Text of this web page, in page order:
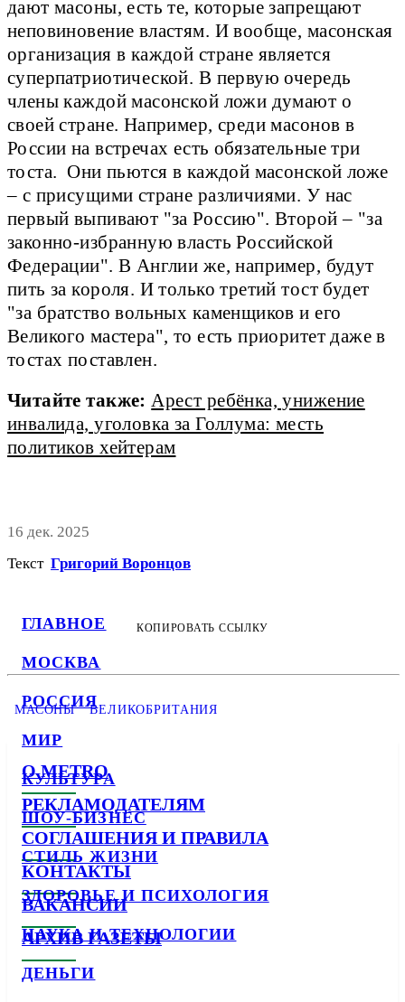
ГЛАВНОЕ
МОСКВА
РОССИЯ
МИР
КУЛЬТУРА
ШОУ-БИЗНЕС
СТИЛЬ ЖИЗНИ
ЗДОРОВЬЕ И ПСИХОЛОГИЯ
НАУКА И ТЕХНОЛОГИИ
ДЕНЬГИ
дают масоны, есть те, которые запрещают
неповиновение властям. И вообще, масонская
организация в каждой стране является
суперпатриотической. В первую очередь
члены каждой масонской ложи думают о
своей стране. Например, среди масонов в
России на встречах есть обязательные три
тоста. Они пьются в каждой масонской ложе
– с присущими стране различиями. У нас
первый выпивают "за Россию". Второй – "за
законно-избранную власть Российской
Федерации". В Англии же, например, будут
пить за короля. И только третий тост будет
"за братство вольных каменщиков и его
Великого мастера", то есть приоритет даже в
тостах поставлен.
Читайте также: Арест ребёнка, унижение
инвалида, уголовка за Голлума: месть
политиков хейтерам
16 дек. 2025
Текст Григорий Воронцов
КОПИРОВАТЬ ССЫЛКУ
МАСОНЫ ВЕЛИКОБРИТАНИЯ
О METRO
РЕКЛАМОДАТЕЛЯМ
СОГЛАШЕНИЯ И ПРАВИЛА
КОНТАКТЫ
ВАКАНСИИ
АРХИВ ГАЗЕТЫ